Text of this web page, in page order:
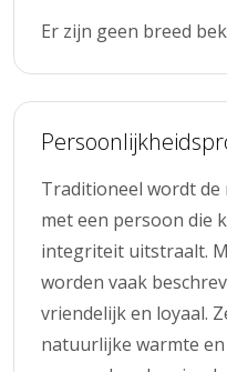
Er zijn geen breed
Traditioneel wordt de
met een persoon die
integriteit uitstraalt.
worden vaak
vriendelijk en loyaal.
natuurlijke warmte